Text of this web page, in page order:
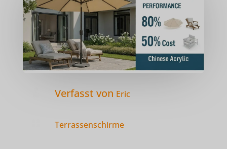
Verfasst von Eric
Terrassenschirme